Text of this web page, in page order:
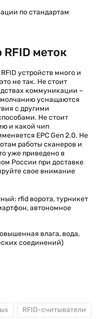
по стандартам
меток
устройств много и
не так. Не стоит
коммуникации –
уснащаются
с другими
Не стоит
и какой чип
EPC Gen 2.0. Не
работы сканеров и
уже приведено в
России при доставке
свое внимание
rfid ворота, турникет
автономное
влага, вода,
соединений)
RFID-считыватели